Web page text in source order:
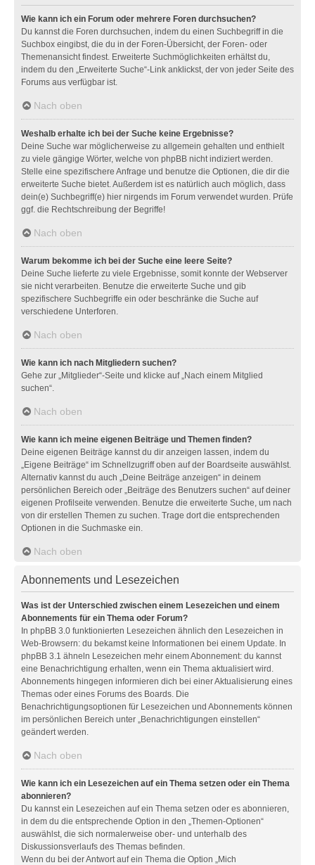
Wie kann ich ein Forum oder mehrere Foren durchsuchen?
Du kannst die Foren durchsuchen, indem du einen Suchbegriff in die
Suchbox eingibst, die du in der Foren-Übersicht, der Foren- oder
Themenansicht findest. Erweiterte Suchmöglichkeiten erhältst du,
indem du den „Erweiterte Suche“-Link anklickst, der von jeder Seite des
Forums aus verfügbar ist.
Nach oben
Weshalb erhalte ich bei der Suche keine Ergebnisse?
Deine Suche war möglicherweise zu allgemein gehalten und enthielt
zu viele gängige Wörter, welche von phpBB nicht indiziert werden.
Stelle eine spezifischere Anfrage und benutze die Optionen, die dir die
erweiterte Suche bietet. Außerdem ist es natürlich auch möglich, dass
dein(e) Suchbegriff(e) hier nirgends im Forum verwendet wurden. Prüfe
ggf. die Rechtschreibung der Begriffe!
Nach oben
Warum bekomme ich bei der Suche eine leere Seite?
Deine Suche lieferte zu viele Ergebnisse, somit konnte der Webserver
sie nicht verarbeiten. Benutze die erweiterte Suche und gib
spezifischere Suchbegriffe ein oder beschränke die Suche auf
verschiedene Unterforen.
Nach oben
Wie kann ich nach Mitgliedern suchen?
Gehe zur „Mitglieder“-Seite und klicke auf „Nach einem Mitglied
suchen“.
Nach oben
Wie kann ich meine eigenen Beiträge und Themen finden?
Deine eigenen Beiträge kannst du dir anzeigen lassen, indem du
„Eigene Beiträge“ im Schnellzugriff oben auf der Boardseite auswählst.
Alternativ kannst du auch „Deine Beiträge anzeigen“ in deinem
persönlichen Bereich oder „Beiträge des Benutzers suchen“ auf deiner
eigenen Profilseite verwenden. Benutze die erweiterte Suche, um nach
von dir erstellen Themen zu suchen. Trage dort die entsprechenden
Optionen in die Suchmaske ein.
Nach oben
Abonnements und Lesezeichen
Was ist der Unterschied zwischen einem Lesezeichen und einem
Abonnements für ein Thema oder Forum?
In phpBB 3.0 funktionierten Lesezeichen ähnlich den Lesezeichen in
Web-Browsern: du bekamst keine Informationen bei einem Update. In
phpBB 3.1 ähneln Lesezeichen mehr einem Abonnement: du kannst
eine Benachrichtigung erhalten, wenn ein Thema aktualisiert wird.
Abonnements hingegen informieren dich bei einer Aktualisierung eines
Themas oder eines Forums des Boards. Die
Benachrichtigungsoptionen für Lesezeichen und Abonnements können
im persönlichen Bereich unter „Benachrichtigungen einstellen“
geändert werden.
Nach oben
Wie kann ich ein Lesezeichen auf ein Thema setzen oder ein Thema
abonnieren?
Du kannst ein Lesezeichen auf ein Thema setzen oder es abonnieren,
in dem du die entsprechende Option in den „Themen-Optionen“
auswählst, die sich normalerweise ober- und unterhalb des
Diskussionsverlaufs des Themas befinden.
Wenn du bei der Antwort auf ein Thema die Option „Mich